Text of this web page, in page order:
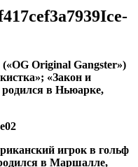
Ice-
Original Gangster»)
«Закон и
в Ньюарке,
игрок в гольф
в Маршалле,